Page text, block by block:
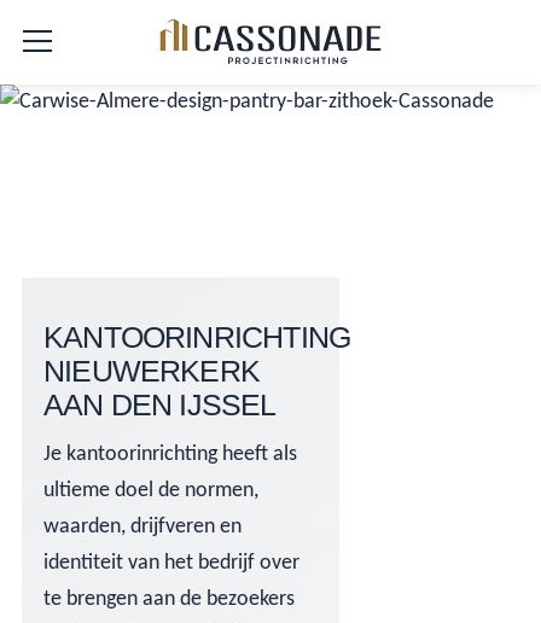
KANTOORINRICHTING
NIEUWERKERK
AAN DEN IJSSEL
Je kantoorinrichting heeft als
ultieme doel de normen,
waarden, drijfveren en
identiteit van het bedrijf over
te brengen aan de bezoekers